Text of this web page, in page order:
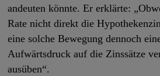
andeuten könnte. Er erklärte:
Rate nicht direkt die
eine solche Bewegung dennoch
Aufwärtsdruck auf die Zinssätze
ausüben“.